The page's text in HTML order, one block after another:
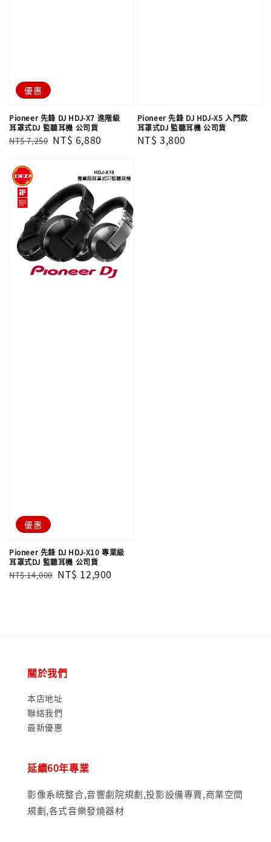
優惠
Pioneer 先鋒 DJ HDJ-X7 進階級
耳罩式DJ 監聽耳機 公司貨
Regular
NT$ 7,250 Sale
NT$ 6,880
Pioneer 先鋒 DJ HDJ-X5 入門款
耳罩式DJ 監聽耳機 公司貨
Regular
NT$ 3,800
優惠
Pioneer 先鋒 DJ HDJ-X10 專業級
耳罩式DJ 監聽耳機 公司貨
Regular
NT$ 14,000 Sale
NT$ 12,900
關於我們
本店地址
聯絡我們
最新優惠
延續60年專業
影像系統整合,音響劇院規劃,投影設備專賣,商業空間
規劃,各式音樂發燒器材